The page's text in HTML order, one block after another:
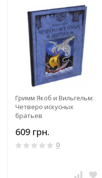
Гримм Якоб и Вильгельм:
Четверо искусных
братьев
609 грн.
0